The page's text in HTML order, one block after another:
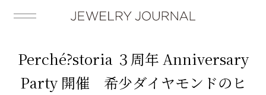
Perché?storia ３周年 Anniversary
Party 開催 希少ダイヤモンドのヒ